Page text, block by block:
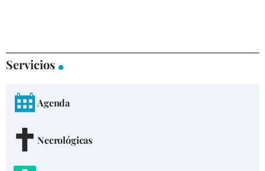
Servicios
Agenda
Necrológicas